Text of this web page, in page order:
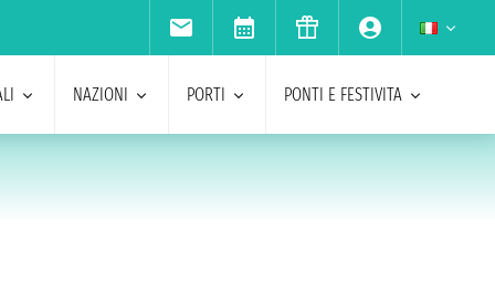
NAZIONI PORTI PONTI E FESTIVITA